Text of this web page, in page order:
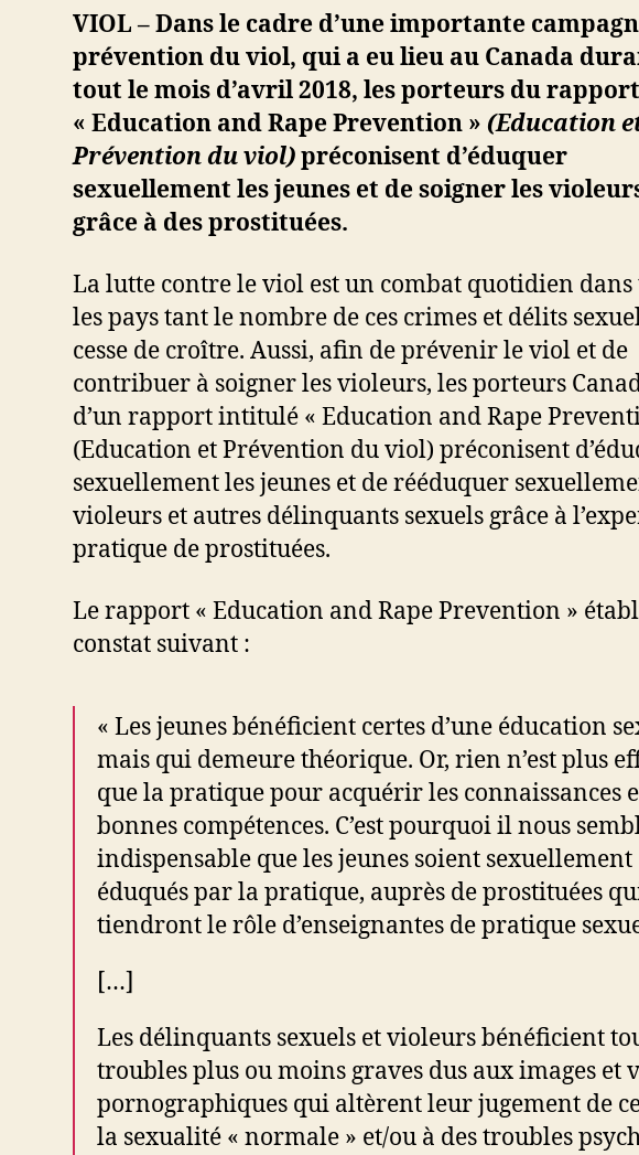
VIOL – Dans le cadre d’une importante
prévention du viol, qui a eu lieu au Canada
tout le mois d’avril 2018, les porteurs du rapport
« Education and Rape Prevention » (Education
Prévention du viol)préconisent d’éduquer
sexuellement les jeunes et de soigner les
grâce à des prostituées.
La lutte contre le viol est un combat quotidien dans
les pays tant le nombre de ces crimes et délits
cesse de croître. Aussi, afin de prévenir le viol et de
contribuer à soigner les violeurs, les porteurs
d’un rapport intitulé « Education and Rape
(Education et Prévention du viol) préconisent
sexuellement les jeunes et de rééduquer
violeurs et autres délinquants sexuels grâce à
pratique de prostituées.
Le rapport « Education and Rape Prevention »
constat suivant :
« Les jeunes bénéficient certes d’une éducation
mais qui demeure théorique. Or, rien n’est plus
que la pratique pour acquérir les connaissances
bonnes compétences. C’est pourquoi il nous
indispensable que les jeunes soient sexuellement
éduqués par la pratique, auprès de prostituées
tiendront le rôle d’enseignantes de pratique
[…]
Les délinquants sexuels et violeurs bénéficient
troubles plus ou moins graves dus aux images et
pornographiques qui altèrent leur jugement de ce
la sexualité « normale » et/ou à des troubles